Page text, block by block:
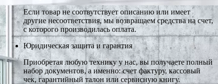
Если товар не соотвутствует описанию или имеет
другие несоответствия, мы возвращаем средства на счет,
с которого производилась оплата.
Юридическая защита и гарантия
Приобретая любую технику у нас, вы получаете полный
набор документов, а именно: счет фактуру, кассовый
чек, гарантийный талон или сервисную книгу.